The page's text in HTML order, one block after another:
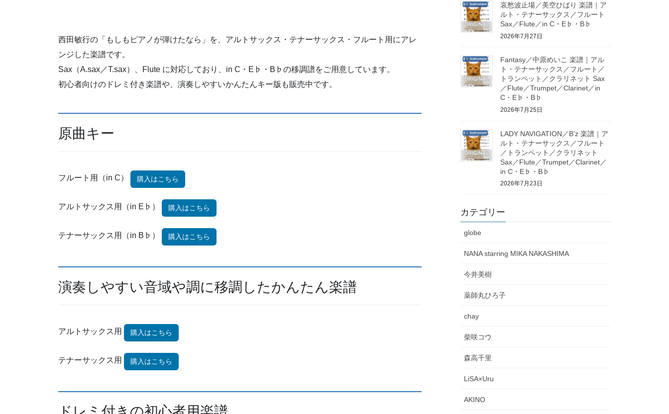
西田敏行の「もしもピアノが弾けたなら」を、アルトサックス・テナーサックス・フルート用にアレ
ンジした楽譜です。
Sax（A.sax／T.sax）、Flute に対応しており、in C・E♭・B♭の移調譜をご用意しています。
初心者向けのドレミ付き楽譜や、演奏しやすいかんたんキー版も販売中です。
原曲キー
フルート用（in C） 購入はこちら
アルトサックス用（in E♭） 購入はこちら
テナーサックス用（in B♭） 購入はこちら
演奏しやすい音域や調に移調したかんたん楽譜
アルトサックス用 購入はこちら
テナーサックス用 購入はこちら
哀愁波止場／美空ひばり 楽譜｜ア
ルト・テナーサックス／フルート
Sax／Flute／in C・E♭・B♭
2026年7月27日
Fantasy／中原めいこ 楽譜｜アル
ト・テナーサックス／フルート／
トランペット／クラリネット Sax
／Flute／Trumpet／Clarinet／in
C・E♭・B♭
2026年7月25日
LADY NAVIGATION／B’z 楽譜｜ア
ルト・テナーサックス／フルート
／トランペット／クラリネット
Sax／Flute／Trumpet／Clarinet／
in C・E♭・B♭
2026年7月23日
カテゴリー
globe
NANA starring MIKA NAKASHIMA
今井美樹
薬師丸ひろ子
chay
柴咲コウ
森高千里
LiSA×Uru
AKINO